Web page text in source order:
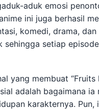
aduk emosi
ini juga berhasil
komedi, drama,
sehingga setiap
yang membuat “Fruits
adalah bagaimana ia
karakternya. Pun,